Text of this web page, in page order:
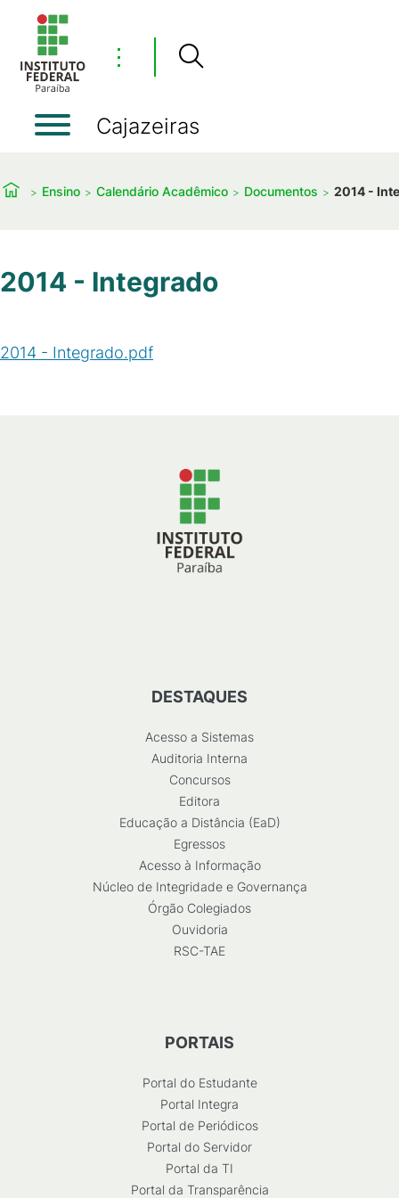
⋮
Cajazeiras
Ensino Calendário Acadêmico Documentos 2014 -
2014 - Integrado
2014 - Integrado.pdf
DESTAQUES
Acesso a Sistemas
Auditoria Interna
Concursos
Editora
Educação a Distância (EaD)
Egressos
Acesso à Informação
Núcleo de Integridade e Governança
Órgão Colegiados
Ouvidoria
RSC-TAE
PORTAIS
Portal do Estudante
Portal Integra
Portal de Periódicos
Portal do Servidor
Portal da TI
Portal da Transparência